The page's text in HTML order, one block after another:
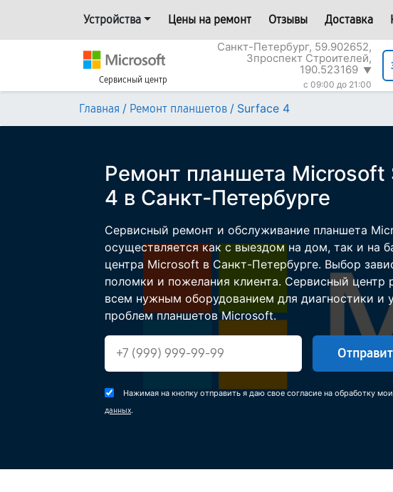
Устройства Цены на ремонт Отзывы Доставка
Сервисный центр
Санкт-Петербург, 59.902652,
3проспект Строителей,
190.523169 ▼
c 09:00 до 21:00
Главная / Ремонт планшетов / Surface 4
Ремонт планшета Microsoft
4 в Санкт-Петербурге
Сервисный ремонт и обслуживание планшета
осуществляется как с выездом на дом, так и на
центра Microsoft в Санкт-Петербурге. Выбор
поломки и пожелания клиента. Сервисный центр
всем нужным оборудованием для диагностики и
проблем планшетов Microsoft.
Нажимая на кнопку отправить я даю свое согласие на обработку
данных.